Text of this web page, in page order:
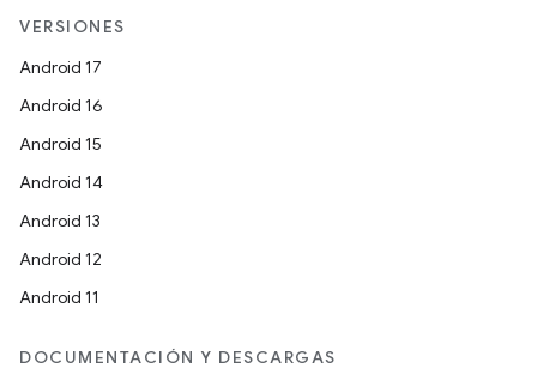
VERSIONES
Android 17
Android 16
Android 15
Android 14
Android 13
Android 12
Android 11
DOCUMENTACIÓN Y DESCARGAS